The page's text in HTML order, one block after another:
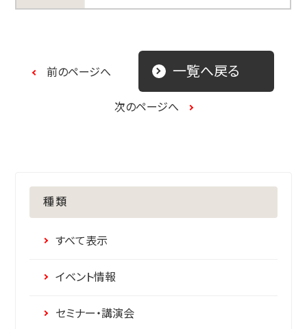
前のページへ 一覧へ戻る
次のページへ
種類
すべて表示
イベント情報
セミナー・講演会